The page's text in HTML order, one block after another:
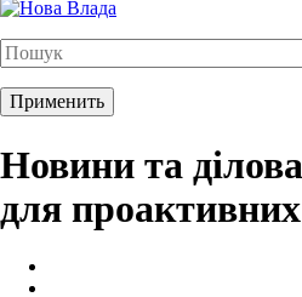
Новини та
для проактивних